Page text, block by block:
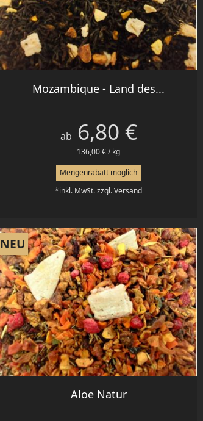
Vorschau
Mozambique - Land des...
Preis
ab 6,80 €
136,00 € / kg
Mengenrabatt möglich
*inkl. MwSt. zzgl. Versand
Vorschau
Aloe Natur
NEU